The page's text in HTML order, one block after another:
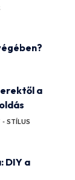
a
- STÍLUS
DIY a